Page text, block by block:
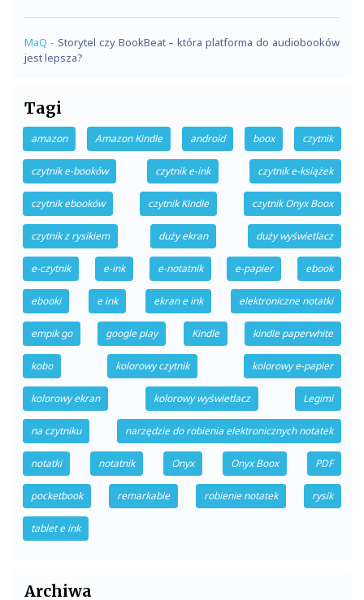
MaQ - Storytel czy BookBeat – która platforma do audiobooków
jest lepsza?
Tagi
amazon Amazon Kindle android boox czytnik
czytnik e-booków czytnik e-ink czytnik e-książek
czytnik ebooków czytnik Kindle czytnik Onyx Boox
czytnik z rysikiem duży ekran duży wyświetlacz
e-czytnik e-ink e-notatnik e-papier ebook
ebooki e ink ekran e ink elektroniczne notatki
empik go google play Kindle kindle paperwhite
kobo kolorowy czytnik kolorowy e-papier
kolorowy ekran kolorowy wyświetlacz Legimi
na czytniku narzędzie do robienia elektronicznych notatek
notatki notatnik Onyx Onyx Boox PDF
pocketbook remarkable robienie notatek rysik
tablet e ink
Archiwa